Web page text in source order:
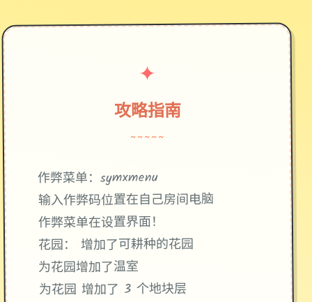
✦
攻略指南
~~~~~
作弊菜单：symxmenu
输入作弊码位置在自己房间电脑
作弊菜单在设置界面！
花园： 增加了可耕种的花园
为花园增加了温室
为花园 增加了 3 个地块层